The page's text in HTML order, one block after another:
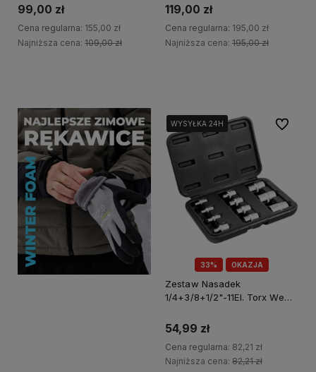
99,00 zł
Cena regularna: 155,00 zł
Najniższa cena: 109,00 zł
119,00 zł
Cena regularna: 195,00 zł
Najniższa cena: 195,00 zł
33% OKAZJA
WYSYŁKA 24H
WYSYŁKA 24H
WYSYŁKA 24H
Zestaw Nasadek
1/4+3/8+1/2"-11El. Torx Wew.
54,99 zł
Cena regularna: 82,21 zł
Najniższa cena: 82,21 zł
Do